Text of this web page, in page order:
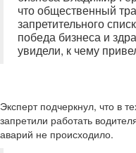
что общественный
запретительного
победа бизнеса и
увидели, к чему
Эксперт подчеркнул, что в
запретили работать
аварий не происходило.